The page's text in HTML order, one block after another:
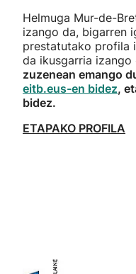
Helmuga Mur-de-
izango da, bigarren
prestatutako profila
da ikusgarria izango
zuzenean emango
eitb.eus-en bidez,
bidez.
ETAPAKO PROFILA